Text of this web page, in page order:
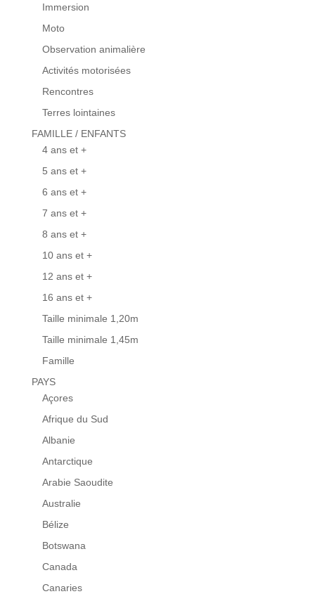
Immersion
Moto
Observation animalière
Activités motorisées
Rencontres
Terres lointaines
FAMILLE / ENFANTS
4 ans et +
5 ans et +
6 ans et +
7 ans et +
8 ans et +
10 ans et +
12 ans et +
16 ans et +
Taille minimale 1,20m
Taille minimale 1,45m
Famille
PAYS
Açores
Afrique du Sud
Albanie
Antarctique
Arabie Saoudite
Australie
Bélize
Botswana
Canada
Canaries